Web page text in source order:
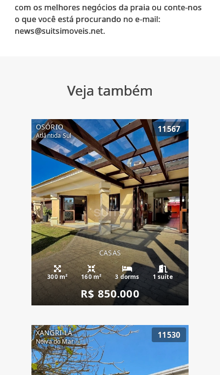
com os melhores negócios da praia ou conte-nos
o que você está procurando no e-mail:
Veja também
OSÓRIO
Atlântida Sul
11567
CASAS
300 m² 160 m² 3 dorms 1 suíte
R$ 850.000
XANGRI-LÁ
Noiva do Mar
11530